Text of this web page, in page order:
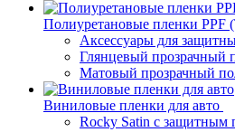
Полиуретановые пленки PPF
Аксессуары для
Глянцевый прозрачный
Матовый прозрачный
Виниловые пленки для авто
Rocky Satin с защитным